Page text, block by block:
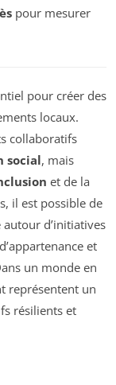
pour mesurer
pour créer des
locaux.
collaboratifs
social, mais
et de la
il est possible de
d’initiatives
et
un monde en
représentent un
résilients et